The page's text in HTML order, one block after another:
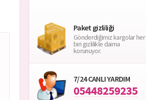
Paket gizliliği
Gönderdiğimiz kargolar her
biri gizlilikle daima
korunuyor.
7/24 CANLI YARDIM
05448259235